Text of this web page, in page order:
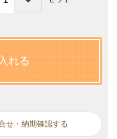
れる
せ・納期確認する